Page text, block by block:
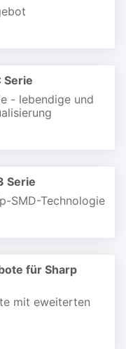
Serie
- lebendige und
Serie
SMD-Technologie
für Sharp
mit eweiterten